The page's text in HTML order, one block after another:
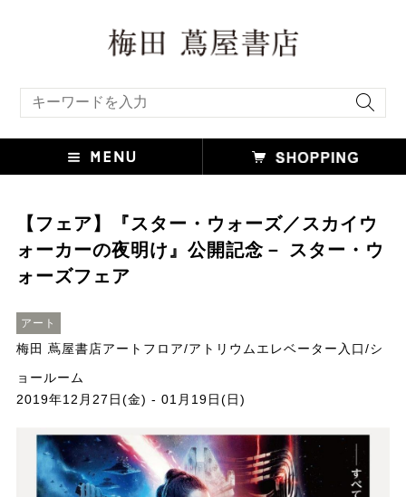
【フェア】『スター・ウォーズ／スカイウ
ォーカーの夜明け』公開記念－ スター・ウ
ォーズフェア
アート
梅田 蔦屋書店アートフロア/アトリウムエレベーター入口/シ
ョールーム
2019年12月27日(金) - 01月19日(日)